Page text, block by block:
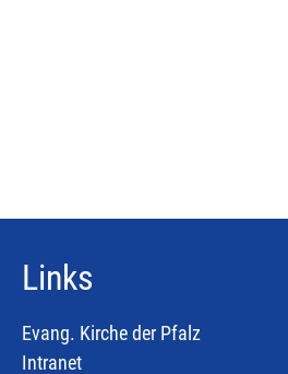
Links
Evang. Kirche der Pfalz
Intranet